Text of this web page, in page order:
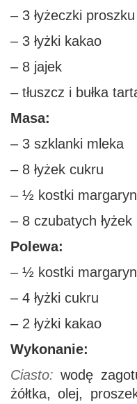
– 3 łyżeczki
– 3 łyżki kakao
– 8 jajek
– tłuszcz i bułka
Masa:
– 3 szklanki mleka
– 8 łyżek cukru
– ½ kostki
– 8 czubatych łyżek
Polewa:
– ½ kostki
– 4 łyżki cukru
– 2 łyżki kakao
Wykonanie:
Ciasto: wodę
żółtka, olej,